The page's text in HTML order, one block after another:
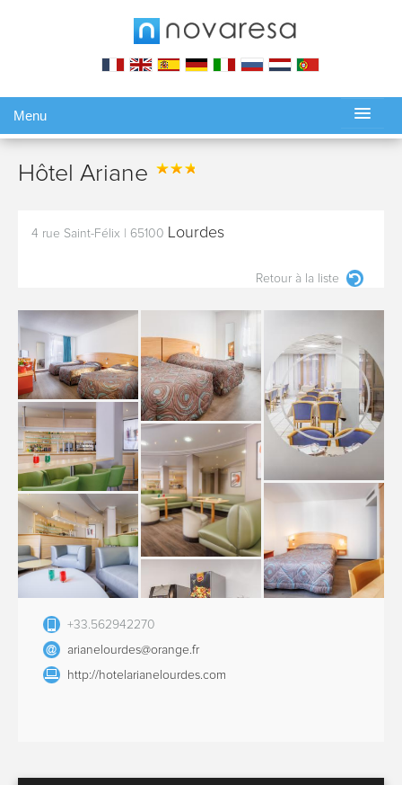
Menu
Hôtel Ariane
4 rue Saint-Félix 65100 Lourdes
Retour à la liste
+33.562942270
arianelourdes@orange.fr
http://hotelarianelourdes.com